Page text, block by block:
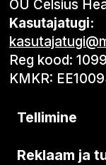
OÜ Celsius
Kasutajatugi:
Reg kood:
KMKR:
Tellimine
Reklaam ja